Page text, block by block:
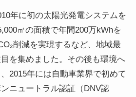
年に初の太陽光発電システムを
㎡の面積で年間200万kWhを
削減を実現するなど、地域最
を集めました。その後も環境へ
2015年には自動車業界で初めて
ニュートラル認証（DNV認